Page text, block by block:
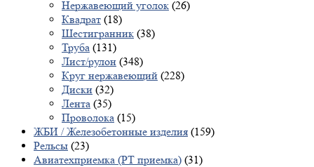
Нержавеющий уголок (26)
Квадрат (18)
Шестигранник (38)
Труба (131)
Лист/рулон (348)
Круг нержавеющий (228)
Диски (32)
Лента (35)
Проволока (15)
ЖБИ / Железобетонные изделия (159)
Рельсы (23)
Авиатехприемка (РТ приемка) (31)